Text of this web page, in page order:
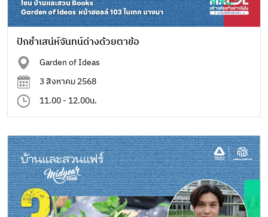
ปักชำเสน่ห์จันทน์ด่างด้วยตาข้อ
Garden of Ideas
3 สิงหาคม 2568
11.00 - 12.00น.